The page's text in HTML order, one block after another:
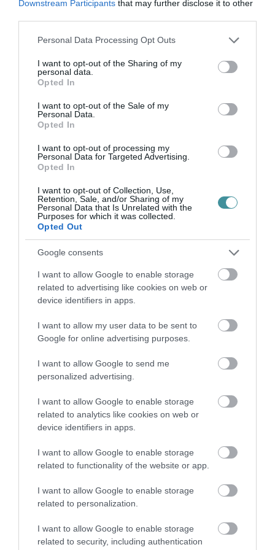
Downstream Participants that may further disclose it to other
Please note that this website/app uses one or more Google
not limited to your visit or usage behaviour. You may click to
grant or deny consent to Google and its third-party tags to
use your data for below specified purposes in below Google
consent section.
Personal Data Processing Opt Outs
I want to opt-out of the Sharing of my
personal data.
Opted In
I want to opt-out of the Sale of my
Personal Data.
Opted In
I want to opt-out of processing my
Personal Data for Targeted Advertising.
Opted In
I want to opt-out of Collection, Use,
Retention, Sale, and/or Sharing of my
Personal Data that Is Unrelated with the
Purposes for which it was collected.
Opted Out
Google consents
I want to allow Google to enable storage
related to advertising like cookies on web or
device identifiers in apps.
I want to allow my user data to be sent to
Google for online advertising purposes.
I want to allow Google to send me
personalized advertising.
I want to allow Google to enable storage
related to analytics like cookies on web or
device identifiers in apps.
I want to allow Google to enable storage
related to functionality of the website or app.
I want to allow Google to enable storage
related to personalization.
I want to allow Google to enable storage
related to security, including authentication
MINDHÁROM ÜTEMBEN DOLGOZNAK A 25-
2026. augusztus 07| Eger ügye
ÉS VÉDETT HALAKAT MENTETT...
2026. augusztus 07|Környék ügye
2026. augusztus 07 Mindenki ügye
KÉT AUTÓ ÜTKÖZÖTT BOGÁCSON, A
2026. augusztus 06
HÍREK A GARÁZSBÓL: CHERY TIGGO 9
2026. augusztus 06|Barta Autó
LAKÓÉPÜLETEK LÁNGOLTAK SZERDÁN